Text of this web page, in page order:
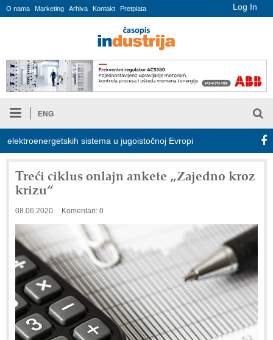
Log In
O nama Marketing Arhiva Kontakt Pretplata
ENG
sistema u jugoistočnoj Evropi
Treći ciklus onlajn ankete „Zajedno kroz
krizu“
08.06.2020 Komentari: 0